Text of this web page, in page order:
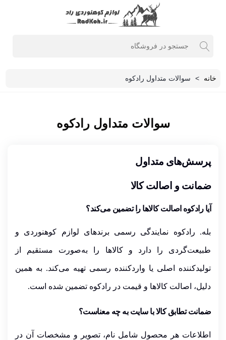
خانه > سوالات متداول رادکوه
سوالات متداول رادکوه
پرسش‌های متداول
ضمانت و اصالت کالا
آیا رادکوه اصالت کالاها را تضمین می‌کند؟
بله. رادکوه نمایندگی رسمی برندهای لوازم کوهنوردی و
طبیعت‌گردی را دارد و کالاها را به‌صورت مستقیم از
تولیدکننده اصلی یا واردکننده رسمی تهیه می‌کند. به همین
دلیل، اصالت کالاها و قیمت در رادکوه تضمین شده است.
ضمانت تطابق کالا با سایت به چه معناست؟
اطلاعات هر محصول شامل نام، تصویر و مشخصات آن در